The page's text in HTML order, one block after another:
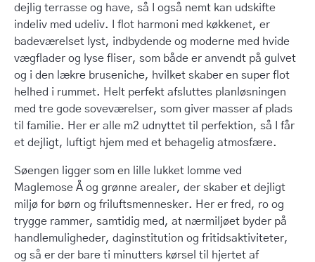
dejlig terrasse og have, så I også nemt kan udskifte
indeliv med udeliv. I flot harmoni med køkkenet, er
badeværelset lyst, indbydende og moderne med hvide
vægflader og lyse fliser, som både er anvendt på gulvet
og i den lækre bruseniche, hvilket skaber en super flot
helhed i rummet. Helt perfekt afsluttes planløsningen
med tre gode soveværelser, som giver masser af plads
til familie. Her er alle m2 udnyttet til perfektion, så I får
et dejligt, luftigt hjem med et behagelig atmosfære.
Søengen ligger som en lille lukket lomme ved
Maglemose Å og grønne arealer, der skaber et dejligt
miljø for børn og friluftsmennesker. Her er fred, ro og
trygge rammer, samtidig med, at nærmiljøet byder på
handlemuligheder, daginstitution og fritidsaktiviteter,
og så er der bare ti minutters kørsel til hjertet af